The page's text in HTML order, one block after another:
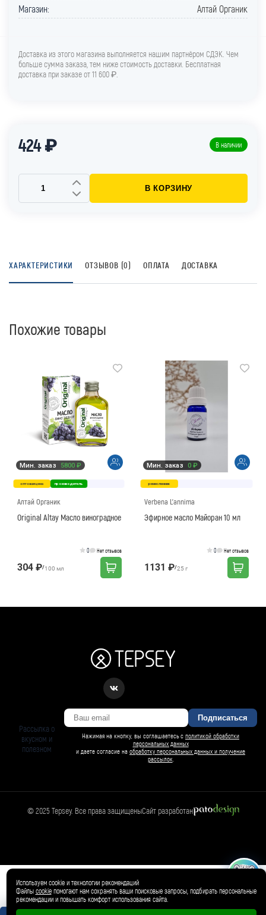
🛍️ Магазин
Товар добавлен в корзину ✓
Магазин:
Алтай Органик
Доставка из этого магазина выполняется нашим партнёром СДЭК. Чем
больше сумма заказа, тем ниже стоимость доставки. Бесплатная
доставка при заказе от 11 600 ₽.
424 ₽ В наличии
В КОРЗИНУ
ХАРАКТЕРИСТИКИ ОТЗЫВОВ (0) ОПЛАТА ДОСТАВКА
Похожие товары
Мин. заказ 5800 ₽
оптовая цена производитель
Алтай Органик
Original Altay Масло виноградное
0 Нет отзывов
304 ₽/100 мл
Мин. заказ 0 ₽
ремесленник
Verbena L'annima
Эфирное масло Майоран 10 мл
0 Нет отзывов
1131 ₽/25 г
Рассылка о
вкусном и
полезном
Подписаться
Нажимая на кнопку, вы соглашаетесь с политикой обработки
персональных данных
и даете согласие на обработку персональных данных и получение
рассылок
© 2025 Tepsey. Все права защищеныСайт разработан
Используем cookie и технологии рекомендаций
Файлы cookieпомогают нам сохранять ваши поисковые запросы, подбирать персональные
рекомендации и повышать комфорт использования сайта.
БАРСИ ИИ